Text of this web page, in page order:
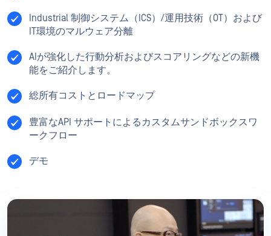
Industrial 制御システム（ICS）/運用技術（OT）および
IT環境のマルウェア分離
AIが強化した行動分析およびスコアリングなどの新機
能をご紹介します。
総所有コストとロードマップ
豊富なAPI サポートによるカスタムサンドボックスワ
ークフロー
デモ